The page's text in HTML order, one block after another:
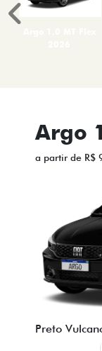
Argo
a partir de R$
Preto